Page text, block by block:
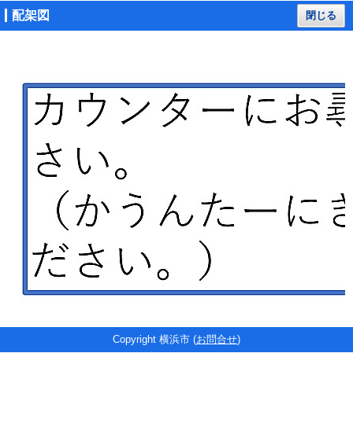
配架図 閉じる
Copyright 横浜市 (お問合せ)